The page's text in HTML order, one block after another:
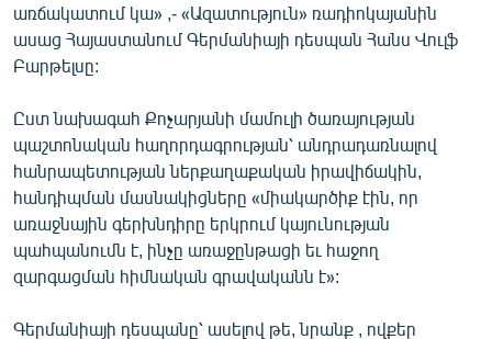
«Ազատության» բոլոր կայքերը
առճակատում կա» ,- «Ազատություն» ռադիոկայանին
ասաց Հայաստանում Գերմանիայի դեսպան Հանս Վուլֆ
Բարթելսը:
Ըստ նախագահ Քոչարյանի մամուլի ծառայության
պաշտոնական հաղորդագրության՝ անդրադառնալով
հանրապետության ներքաղաքական իրավիճակին,
հանդիպման մասնակիցները «միակարծիք էին, որ
առաջնային գերխնդիրը երկրում կայունության
պահպանումն է, ինչը առաջընթացի եւ հաջող
զարգացման հիմնական գրավականն է»:
Գերմանիայի դեսպանը՝ ասելով թե, նրանք , ովքեր